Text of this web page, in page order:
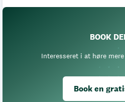
BOOK
Interesseret i at høre
Book en